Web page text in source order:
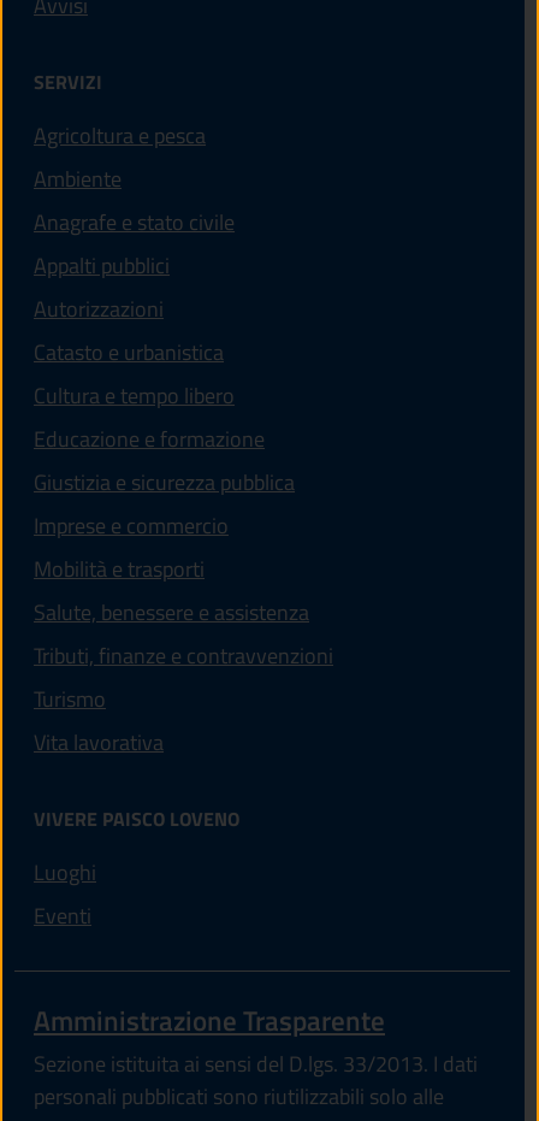
SERVIZI
Agricoltura e pesca
Ambiente
Anagrafe e stato civile
Appalti pubblici
Autorizzazioni
Catasto e urbanistica
Cultura e tempo libero
Educazione e formazione
Giustizia e sicurezza pubblica
Imprese e commercio
Mobilità e trasporti
Salute, benessere e assistenza
Tributi, finanze e contravvenzioni
Turismo
Vita lavorativa
VIVERE PAISCO LOVENO
Luoghi
Eventi
Amministrazione Trasparente
Sezione istituita ai sensi del D.lgs. 33/2013. I dati
personali pubblicati sono riutilizzabili solo alle